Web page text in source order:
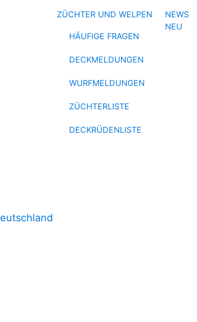
ZÜCHTER UND WELPEN
HÄUFIGE FRAGEN
DECKMELDUNGEN
WURFMELDUNGEN
ZÜCHTERLISTE
DECKRÜDENLISTE
NEWS
NEU